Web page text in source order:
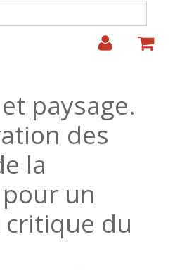
recherche
paysage.
des
la
un
du